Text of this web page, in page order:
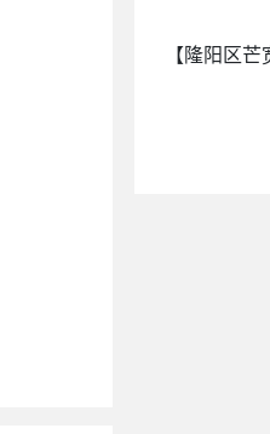
【隆阳区芒